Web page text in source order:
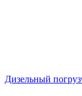
Дизельный